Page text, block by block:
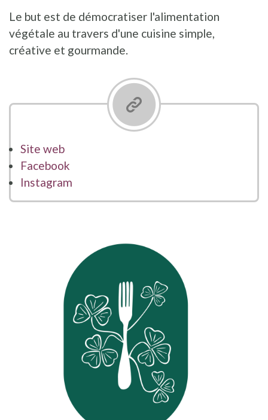
Le but est de démocratiser l'alimentation
végétale au travers d'une cuisine simple,
créative et gourmande.
Site web
Facebook
Instagram